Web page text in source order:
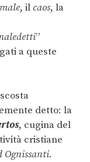
male, il caos, la
”
a queste
detto: la
, cugina del
cristiane
Ognissanti.